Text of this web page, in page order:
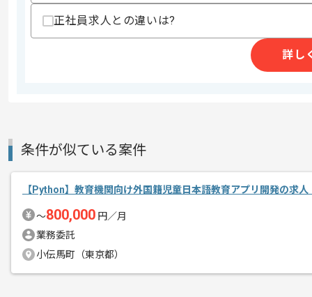
上記に似た経験やスキルをお持ちであれば申
その他募集要項
商談回数
1回
正社員求人との違いは?
詳し
条件が似ている案件
【Python】教育機関向け外国籍児童日本語教育アプリ開発の求人
〜800,000 円／月
業務委託
小伝馬町（東京都）